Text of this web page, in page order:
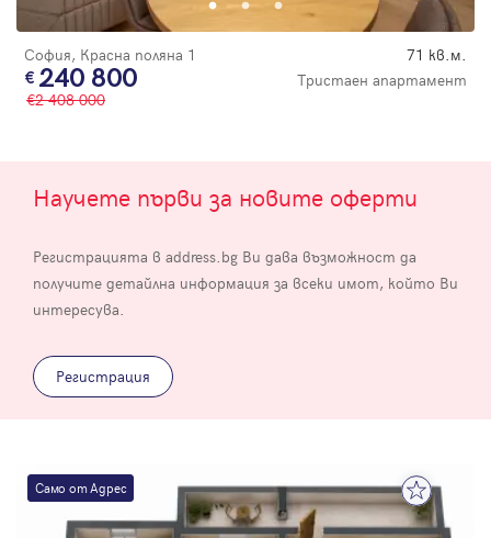
София, Красна поляна 1 71 кв.м.
240 800
Тристаен апартамент
2 408 000
Научете първи за новите оферти
Регистрацията в address.bg Ви дава възможност да
получите детайлна информация за всеки имот, който Ви
интересува.
Регистрация
Само от Адрес